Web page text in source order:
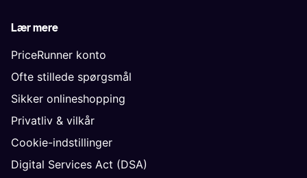
Lær mere
PriceRunner konto
Ofte stillede spørgsmål
Sikker onlineshopping
Privatliv & vilkår
Cookie-indstillinger
Digital Services Act (DSA)